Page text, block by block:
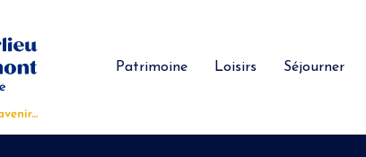
Patrimoine Loisirs Séjourner
cookies